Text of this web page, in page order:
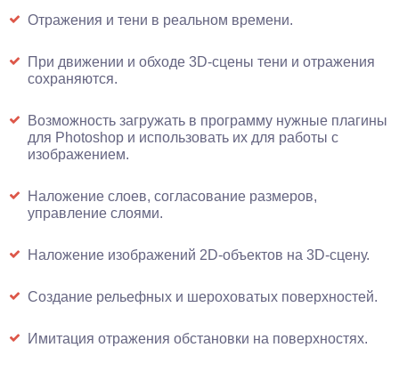
Отражения и тени в реальном времени.
При движении и обходе 3D-сцены тени и отражения
сохраняются.
Возможность загружать в программу нужные плагины
для Photoshop и использовать их для работы с
изображением.
Наложение слоев, согласование размеров,
управление слоями.
Наложение изображений 2D-объектов на 3D-сцену.
Создание рельефных и шероховатых поверхностей.
Имитация отражения обстановки на поверхностях.